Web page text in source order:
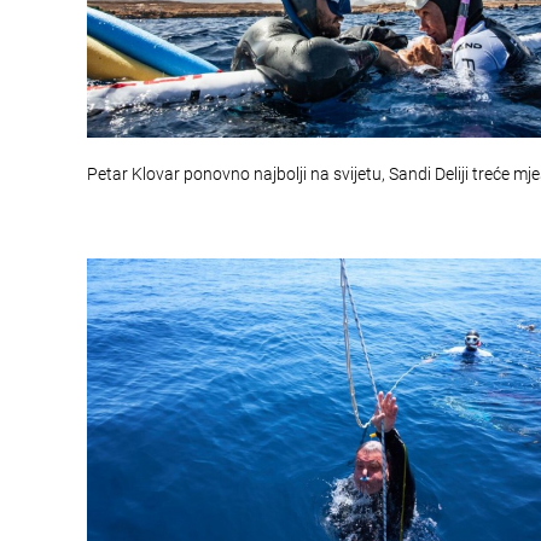
Petar Klovar ponovno najbolji na svijetu, Sandi Deliji treće